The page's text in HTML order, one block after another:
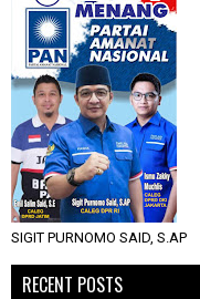
SIGIT PURNOMO SAID, S.AP
RECENT POSTS